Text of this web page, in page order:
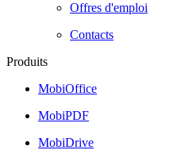
Offres d'emploi
Contacts
Produits
MobiOffice
MobiPDF
MobiDrive